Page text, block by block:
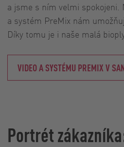
a jsme s ním velmi spokojeni.
a systém PreMix nám
Díky tomu je i naše malá
VIDEO A SYSTÉMU PREMIX V
Portrét